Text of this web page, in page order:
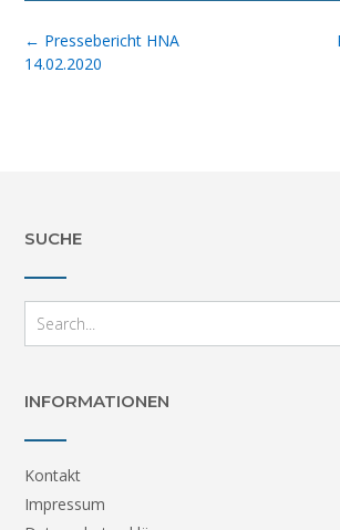
Post
navigation
← Pressebericht HNA
14.02.2020
SUCHE
INFORMATIONEN
Kontakt
Impressum